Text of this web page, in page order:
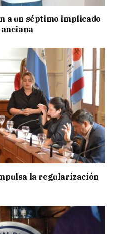
a un séptimo implicado
la regularización